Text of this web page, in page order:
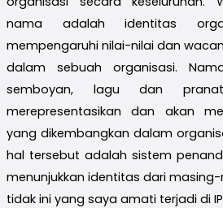
nama adalah identitas
mempengaruhi nilai-nilai dan
dalam sebuah organisasi.
semboyan, lagu dan
merepresentasikan dan akan
yang dikembangkan dalam
hal tersebut adalah sistem
menunjukkan identitas dari
tidak ini yang saya amati terjadi di